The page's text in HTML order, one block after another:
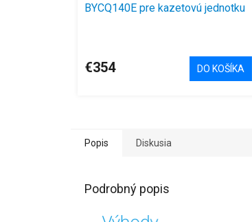
BYCQ140E pre kazetovú jednotku
€354 DO KOŠÍKA
Popis Diskusia
Podrobný popis